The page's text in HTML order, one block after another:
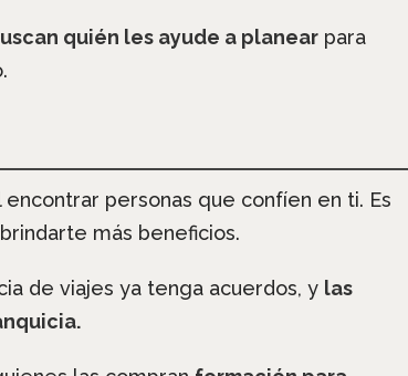
quién les ayude a planearpara
personas que confíen en ti. Es
más beneficios.
de viajes ya tenga acuerdos, y las